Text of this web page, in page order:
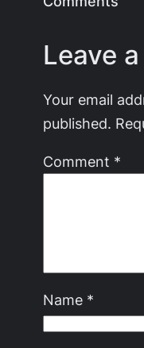
Leave
Your email
published.
Comment *
Name *